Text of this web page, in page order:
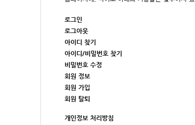
로그인
로그아웃
아이디 찾기
아이디/비밀번호 찾기
비밀번호 수정
회원 정보
회원 가입
회원 탈퇴
개인정보 처리방침